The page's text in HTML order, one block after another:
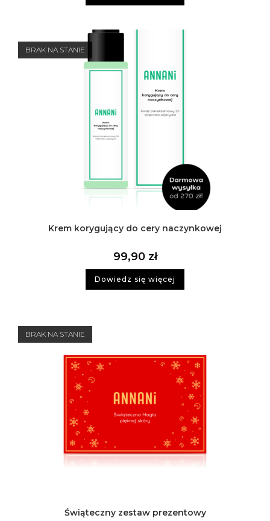
BRAK NA STANIE
Krem korygujący do cery naczynkowej
99,90 zł
Dowiedz się więcej
BRAK NA STANIE
Świąteczny zestaw prezentowy